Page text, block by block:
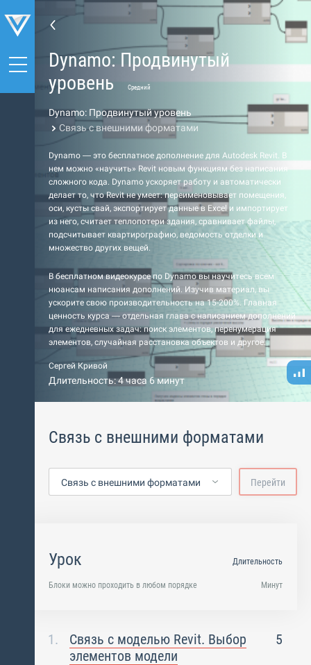
Dynamo: Продвинутый
уровень
Средний
Dynamo: Продвинутый уровень
Связь с внешними форматами
Dynamo — это бесплатное дополнение для Autodesk Revit. В
нем можно «научить» Revit новым функциям без написания
сложного кода. Dynamo ускоряет работу и автоматически
делает то, что Revit не умеет: переименовывает помещения,
оси, кусты свай, экспортирует данные в Excel и импортирует
из него, считает теплопотери здания, сравнивает файлы,
подсчитывает квартирографию, ведомость отделки и
множество других вещей.
В бесплатном видеокурсе по Dynamo вы научитесь всем
нюансам написания дополнений. Изучив материал, вы
ускорите свою производительность на 15-200%. Главная
ценность курса — отдельная глава с написанием дополнений
для ежедневных задач: поиск элементов, перенумерация
элементов, случайная расстановка объектов и другое.
Сергей Кривой
Длительность: 4 часа 6 минут
Связь с внешними форматами
Связь с внешними форматами Перейти
Урок
Блоки можно проходить в любом порядке
Длительность
Минут
Связь с моделью Revit. Выбор
элементов модели
5